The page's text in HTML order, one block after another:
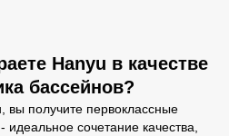
Hanyu в качестве
бассейнов?
вы получите первоклассные
сочетание качества,